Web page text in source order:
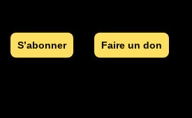
S’abonner Faire un don